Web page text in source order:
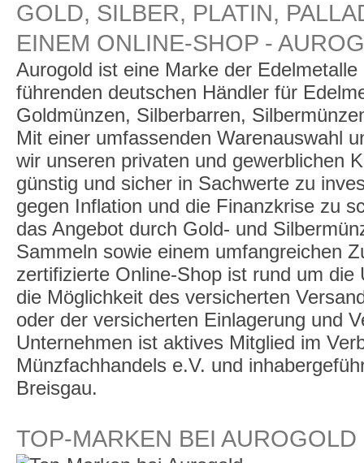
GOLD, SILBER, PLATIN,
EINEM ONLINE-SHOP -
Aurogold ist eine Marke der
führenden deutschen Händler für
Goldmünzen, Silberbarren,
Mit einer umfassenden Warenauswahl
wir unseren privaten und gewerblichen
günstig und sicher in Sachwerte zu
gegen Inflation und die Finanzkrise zu
das Angebot durch Gold- und
Sammeln sowie einem umfangreichen
zertifizierte Online-Shop ist rund um die
die Möglichkeit des versicherten
oder der versicherten Einlagerung und
Unternehmen ist aktives Mitglied im
Münzfachhandels e.V. und
Breisgau.
TOP-MARKEN BEI AUROGOLD